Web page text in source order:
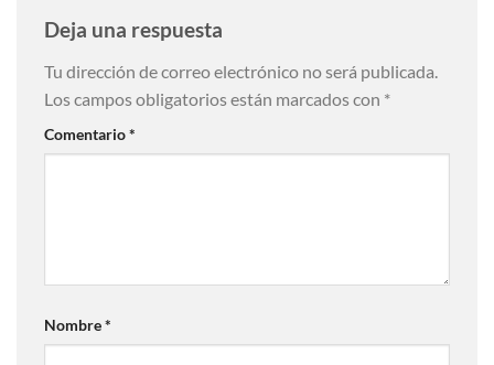
Deja una respuesta
Tu dirección de correo electrónico no será publicada.
Los campos obligatorios están marcados con *
Comentario*
Nombre*